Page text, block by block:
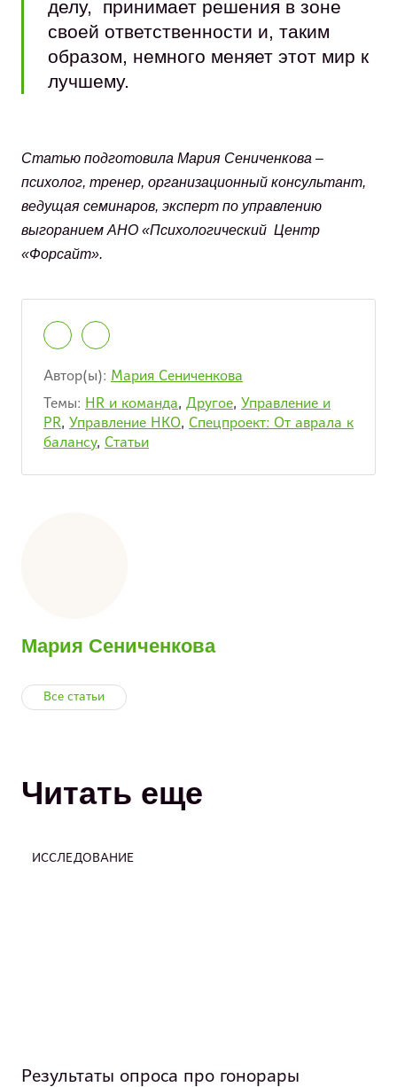
делу, принимает решения в зоне
своей ответственности и, таким
образом, немного меняет этот мир к
лучшему.
Статью подготовила Мария Сениченкова –
психолог, тренер, организационный консультант,
ведущая семинаров, эксперт по управлению
выгоранием АНО «Психологический Центр
«Форсайт».
Автор(ы): Мария Сениченкова
Темы: HR и команда, Другое, Управление и
PR, Управление НКО, Спецпроект: От аврала к
балансу, Статьи
Мария Сениченкова
Все статьи
Читать еще
ИССЛЕДОВАНИЕ
Результаты опроса про гонорары